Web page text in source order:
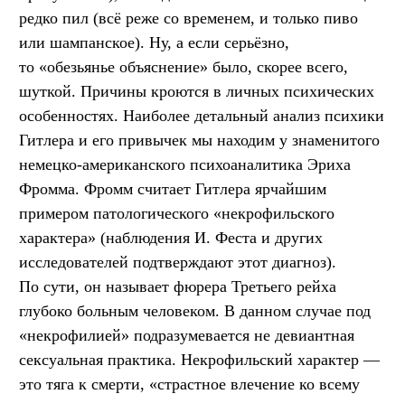
редко пил (всё реже со временем, и только пиво
или шампанское). Ну, а если серьёзно,
то «обезьянье объяснение» было, скорее всего,
шуткой. Причины кроются в личных психических
особенностях. Наиболее детальный анализ психики
Гитлера и его привычек мы находим у знаменитого
немецко-американского психоаналитика Эриха
Фромма. Фромм считает Гитлера ярчайшим
примером патологического «некрофильского
характера» (наблюдения И. Феста и других
исследователей подтверждают этот диагноз).
По сути, он называет фюрера Третьего рейха
глубоко больным человеком. В данном случае под
«некрофилией» подразумевается не девиантная
сексуальная практика. Некрофильский характер —
это тяга к смерти, «страстное влечение ко всему